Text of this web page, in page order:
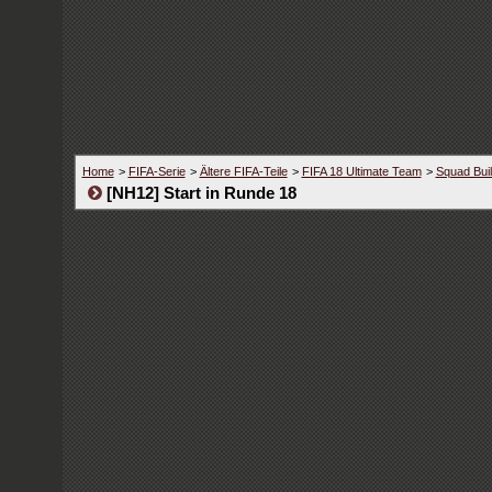
Home > FIFA-Serie > Ältere FIFA-Teile > FIFA 18 Ultimate Team > Squad
[NH12] Start in Runde 18